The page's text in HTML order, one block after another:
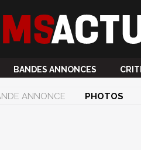
BANDES ANNONCES
ANNONCE PHOTOS